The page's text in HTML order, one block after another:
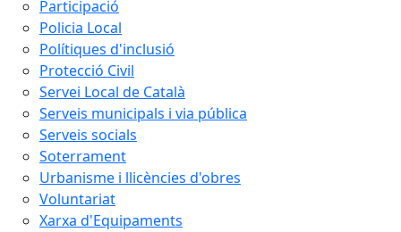
Participació
Policia Local
Polítiques d'inclusió
Protecció Civil
Servei Local de Català
Serveis municipals i via pública
Serveis socials
Soterrament
Urbanisme i llicències d'obres
Voluntariat
Xarxa d'Equipaments